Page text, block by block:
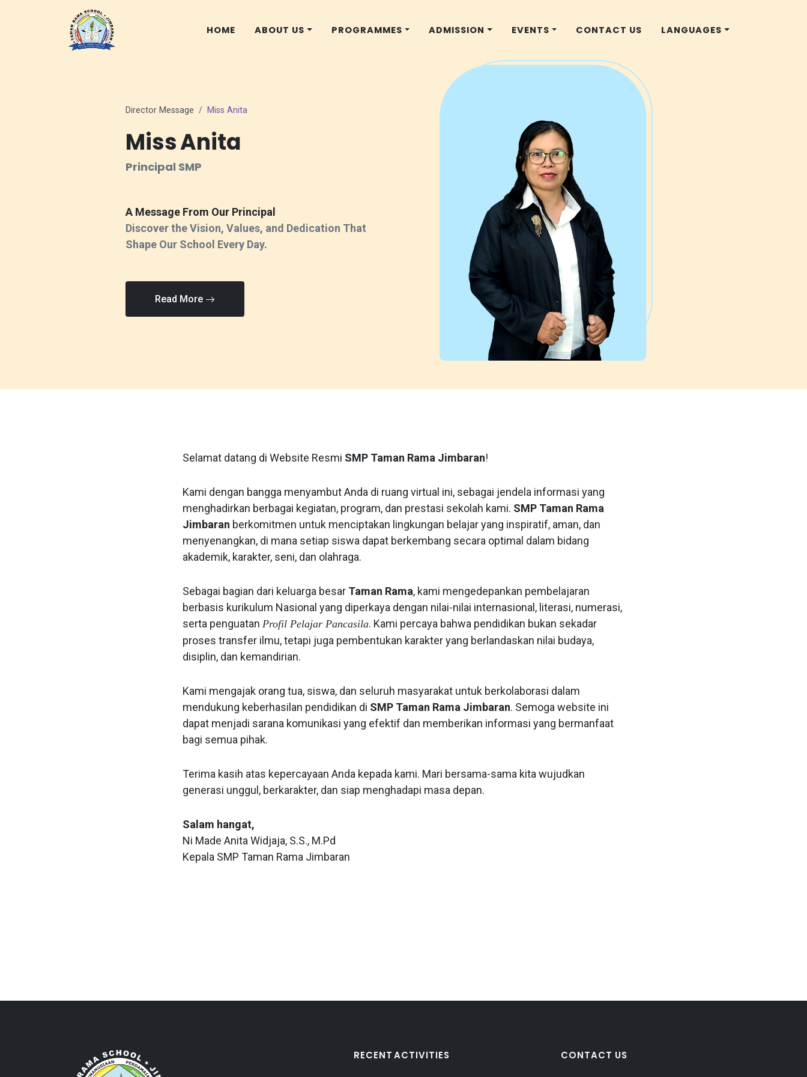
HOME ABOUT US PROGRAMMES ADMISSION EVENTS CONTACT US LANGUAGES
Director Message Miss Anita
Miss Anita
Principal SMP
A Message From Our Principal
Discover the Vision, Values, and Dedication That
Shape Our School Every Day.
Read More
Selamat datang di Website Resmi SMP Taman Rama Jimbaran!
Kami dengan bangga menyambut Anda di ruang virtual ini, sebagai jendela informasi yang
menghadirkan berbagai kegiatan, program, dan prestasi sekolah kami. SMP Taman Rama
Jimbaran berkomitmen untuk menciptakan lingkungan belajar yang inspiratif, aman, dan
menyenangkan, di mana setiap siswa dapat berkembang secara optimal dalam bidang
akademik, karakter, seni, dan olahraga.
Sebagai bagian dari keluarga besar Taman Rama, kami mengedepankan pembelajaran
berbasis kurikulum Nasional yang diperkaya dengan nilai-nilai internasional, literasi, numerasi,
serta penguatan Profil Pelajar Pancasila. Kami percaya bahwa pendidikan bukan sekadar
proses transfer ilmu, tetapi juga pembentukan karakter yang berlandaskan nilai budaya,
disiplin, dan kemandirian.
Kami mengajak orang tua, siswa, dan seluruh masyarakat untuk berkolaborasi dalam
mendukung keberhasilan pendidikan di SMP Taman Rama Jimbaran. Semoga website ini
dapat menjadi sarana komunikasi yang efektif dan memberikan informasi yang bermanfaat
bagi semua pihak.
Terima kasih atas kepercayaan Anda kepada kami. Mari bersama-sama kita wujudkan
generasi unggul, berkarakter, dan siap menghadapi masa depan.
Salam hangat,
Ni Made Anita Widjaja, S.S., M.Pd
Kepala SMP Taman Rama Jimbaran
RECENT ACTIVITIES CONTACT US